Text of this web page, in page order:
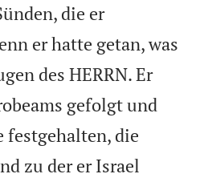
die er
er hatte getan, was
des HERRN. Er
gefolgt und
festgehalten, die
zu der er Israel